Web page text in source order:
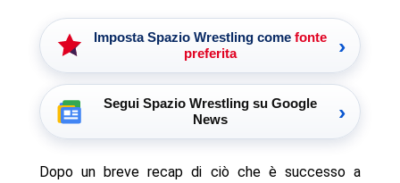
Imposta Spazio Wrestling come fonte
preferita
›
Segui Spazio Wrestling su Google
News
›
Dopo un breve recap di ciò che è successo a